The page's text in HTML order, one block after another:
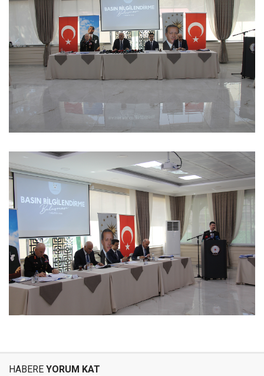
HABERE YORUM KAT